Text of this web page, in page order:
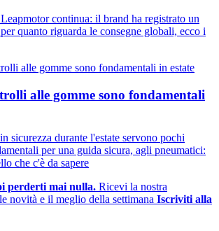
continua: il brand ha registrato un
quanto riguarda le consegne globali, ecco i
alle gomme sono fondamentali
sicurezza durante l'estate servono pochi
per una guida sicura, agli pneumatici:
che c'è da sapere
perderti mai nulla. Ricevi la nostra
novità e il meglio della settimana Iscriviti alla